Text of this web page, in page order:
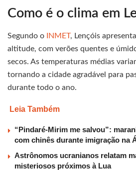
Como é o clima em
Segundo o INMET, Lençóis
altitude, com verões quentes e
secos. As temperaturas médias
tornando a cidade agradável para
durante todo o ano.
Leia Também
“Pindaré-Mirim me salvou”:
com chinês durante imigração na
Astrônomos ucranianos relatam
misteriosos próximos à Lua